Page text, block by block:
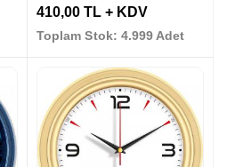
410,00 TL + KDV
Toplam Stok: 4.999 Adet